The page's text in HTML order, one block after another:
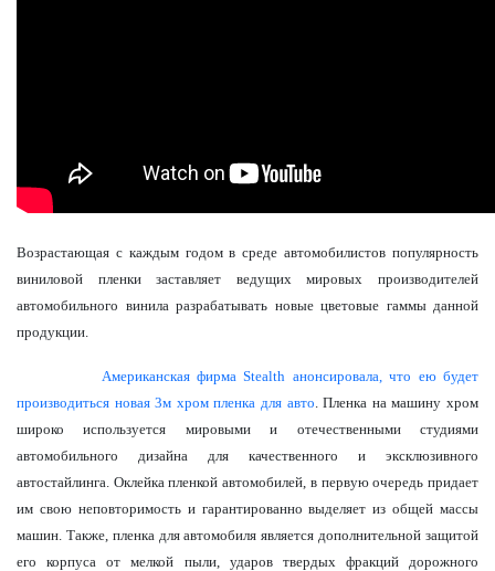
Возрастающая с каждым годом в среде автомобилистов популярность
виниловой пленки заставляет ведущих мировых производителей
автомобильного винила разрабатывать новые цветовые гаммы данной
продукции.
Американская фирма Stealth анонсировала, что ею будет
производиться новая 3м хром пленка для авто . Пленка на машину хром
широко используется мировыми и отечественными студиями
автомобильного дизайна для качественного и эксклюзивного
автостайлинга. Оклейка пленкой автомобилей, в первую очередь придает
им свою неповторимость и гарантированно выделяет из общей массы
машин. Также, пленка для автомобиля является дополнительной защитой
его корпуса от мелкой пыли, ударов твердых фракций дорожного